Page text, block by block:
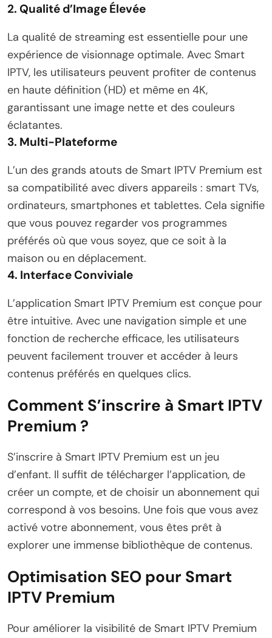
2. Qualité d’Image Élevée
La qualité de streaming est essentielle pour une
expérience de visionnage optimale. Avec Smart
IPTV, les utilisateurs peuvent profiter de contenus
en haute définition (HD) et même en 4K,
garantissant une image nette et des couleurs
éclatantes.
3. Multi-Plateforme
L’un des grands atouts de Smart IPTV Premium est
sa compatibilité avec divers appareils : smart TVs,
ordinateurs, smartphones et tablettes. Cela signifie
que vous pouvez regarder vos programmes
préférés où que vous soyez, que ce soit à la
maison ou en déplacement.
4. Interface Conviviale
L’application Smart IPTV Premium est conçue pour
être intuitive. Avec une navigation simple et une
fonction de recherche efficace, les utilisateurs
peuvent facilement trouver et accéder à leurs
contenus préférés en quelques clics.
Comment S’inscrire à Smart IPTV
Premium ?
S’inscrire à Smart IPTV Premium est un jeu
d’enfant. Il suffit de télécharger l’application, de
créer un compte, et de choisir un abonnement qui
correspond à vos besoins. Une fois que vous avez
activé votre abonnement, vous êtes prêt à
explorer une immense bibliothèque de contenus.
Optimisation SEO pour Smart
IPTV Premium
Pour améliorer la visibilité de Smart IPTV Premium